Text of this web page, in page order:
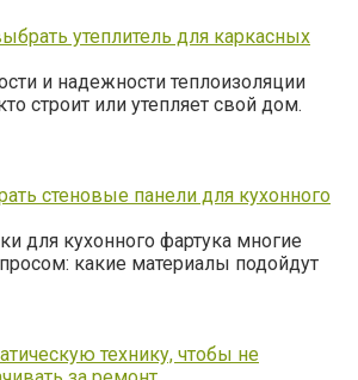
утеплитель для каркасных
и надежности теплоизоляции
строит или утепляет свой дом.
стеновые панели для кухонного
для кухонного фартука многие
какие материалы подойдут
технику, чтобы не